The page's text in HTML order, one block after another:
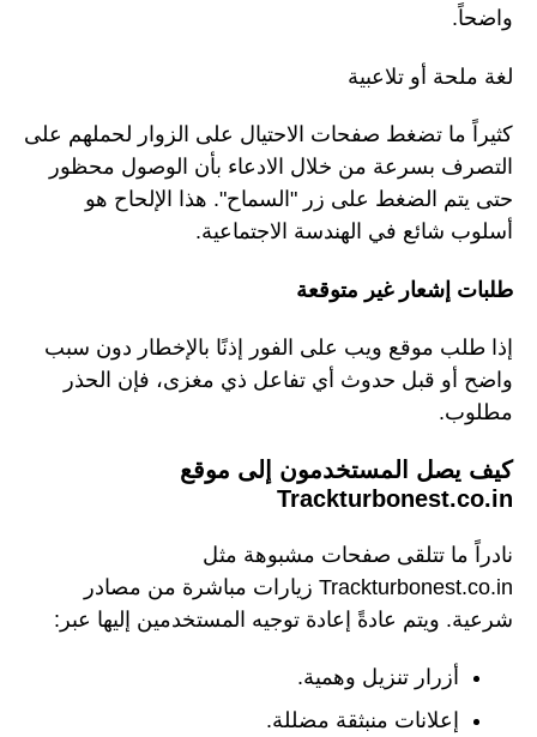
واضحاً.
لغة ملحة أو تلاعبية
كثيراً ما تضغط صفحات الاحتيال على الزوار لحملهم على
التصرف بسرعة من خلال الادعاء بأن الوصول محظور
حتى يتم الضغط على زر "السماح". هذا الإلحاح هو
أسلوب شائع في الهندسة الاجتماعية.
طلبات إشعار غير متوقعة
إذا طلب موقع ويب على الفور إذنًا بالإخطار دون سبب
واضح أو قبل حدوث أي تفاعل ذي مغزى، فإن الحذر
مطلوب.
كيف يصل المستخدمون إلى موقع
Trackturbonest.co.in
نادراً ما تتلقى صفحات مشبوهة مثل
Trackturbonest.co.in زيارات مباشرة من مصادر
شرعية. ويتم عادةً إعادة توجيه المستخدمين إليها عبر:
أزرار تنزيل وهمية.
إعلانات منبثقة مضللة.